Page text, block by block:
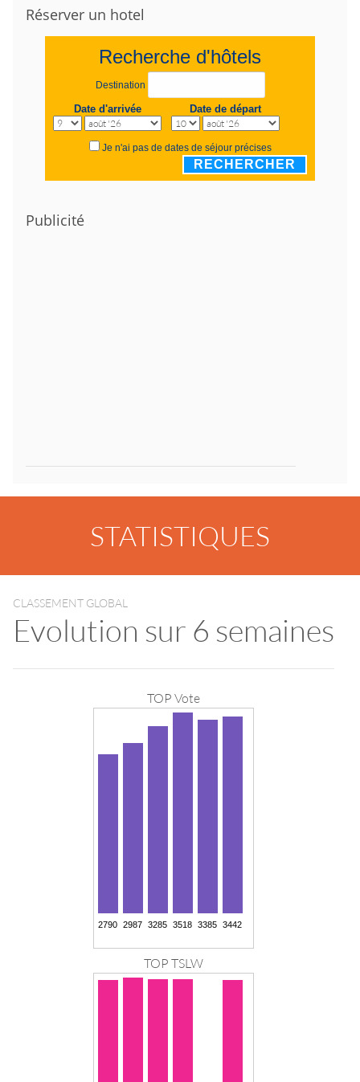
Réserver un hotel
Recherche d'hôtels
Destination
Date d'arrivée Date de départ
Je n'ai pas de dates de séjour précises
RECHERCHER
Publicité
STATISTIQUES
CLASSEMENT GLOBAL
Evolution sur 6 semaines
TOP Vote
TOP TSLW